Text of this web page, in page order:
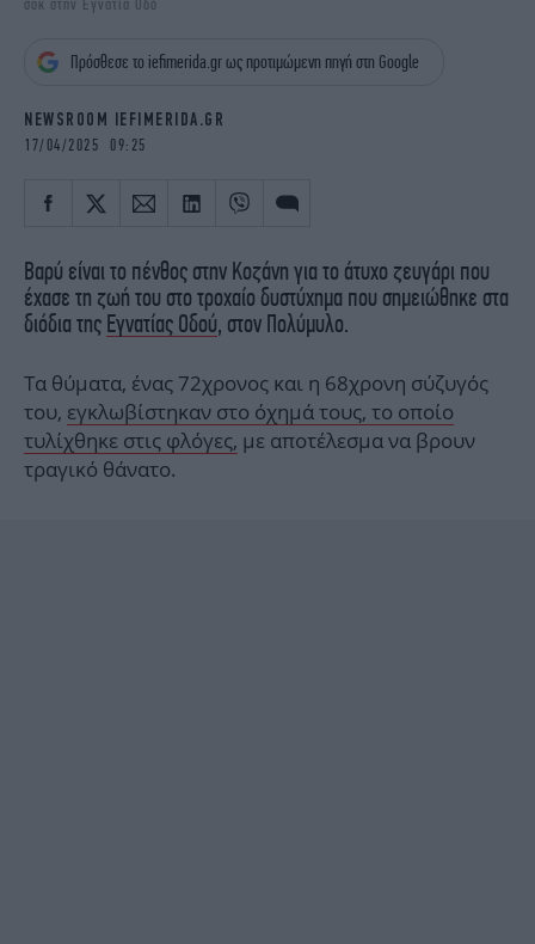
iBOOKS
OSCARS
NEWSLETTER
σοκ στην Εγνατία Οδό
Πρόσθεσε το iefimerida.gr ως προτιμώμενη πηγή στη Google
NEWSROOM IEFIMERIDA.GR
17/04/2025 09:25
Βαρύ είναι το πένθος στην Κοζάνη για το άτυχο ζευγάρι που
έχασε τη ζωή του στο τροχαίο δυστύχημα που σημειώθηκε στα
διόδια της Εγνατίας Οδού, στον Πολύμυλο.
Τα θύματα, ένας 72χρονος και η 68χρονη σύζυγός
του, εγκλωβίστηκαν στο όχημά τους, το οποίο
τυλίχθηκε στις φλόγες, με αποτέλεσμα να βρουν
τραγικό θάνατο.